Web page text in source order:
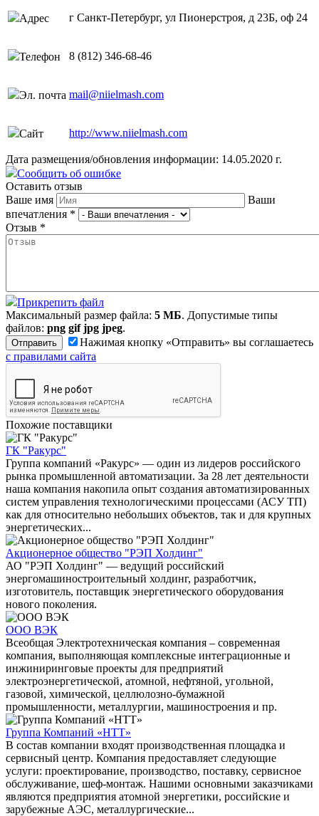
Адрес г Санкт-Петербург, ул Пионерстроя, д 23Б, оф 24
Телефон 8 (812) 346-68-46
Эл. почта mail@niielmash.com
Сайт http://www.niielmash.com
Дата размещения/обновления информации: 14.05.2020 г.
Сообщить об ошибке
Оставить отзыв
Ваше имя
Ваши
впечатления *
Отзыв *
Прикрепить файл
Максимальный размер файла: 5 МБ. Допустимые типы
файлов: png gif jpg jpeg.
Нажимая кнопку «Отправить» вы соглашаетесь
с правилами сайта
Похожие поставщики
ГК "Ракурс"
Группа компаний «Ракурс» — один из лидеров российского
рынка промышленной автоматизации. За 28 лет деятельности
наша компания накопила опыт создания автоматизированных
систем управления технологическими процессами (АСУ ТП)
как для относительно небольших объектов, так и для крупных
энергетических...
Акционерное общество "РЭП Холдинг"
АО "РЭП Холдинг" — ведущий российский
энергомашиностроительный холдинг, разработчик,
изготовитель, поставщик энергетического оборудования
нового поколения.
ООО ВЭК
Всеобщая Электротехническая компания – современная
компания, выполняющая комплексные интеграционные и
инжиниринговые проекты для предприятий
электроэнергетической, атомной, нефтяной, угольной,
газовой, химической, целлюлозно-бумажной
промышленности, металлургии, машиностроения и пр.
Группа Компаний «НТТ»
В состав компании входят производственная площадка и
сервисный центр. Компания предоставляет следующие
услуги: проектирование, производство, поставку, сервисное
обслуживание, шеф-монтаж. Нашими основными заказчиками
являются предприятия атомной энергетики, российские и
зарубежные АЭС, металлургические...